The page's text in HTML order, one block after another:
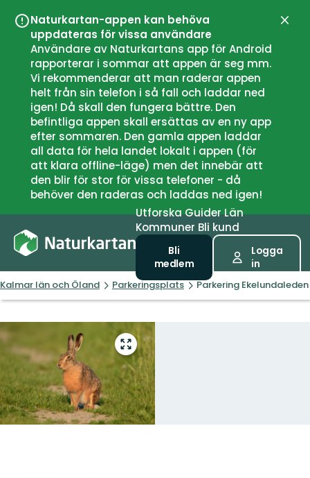
Naturkartan-appen kan behöva
uppdateras för vissa användare
Användare av Naturkartans app för Android
rapporterar i sommar att appen är seg mm.
Vi rekommenderar att man raderar appen
helt från sin telefon i så fall och laddar ned
igen! Då skall den fungera bättre. Den
befintliga appen skall ersättas av en ny app
efter sommaren. Den gamla appen laddar
all data för hela landet lokalt i appen (för
att klara offline-läge) men det innebär att
den blir för stor för vissa telefoner - då
behöver den raderas och laddas ned igen!
UtforskaGuiderLän
Kommuner Bli kund
Bli
medlem
Logga
in
Kalmar län och Öland Parkeringsplats Parkering Ekelundaleden
Gå
till
helskärmsläge